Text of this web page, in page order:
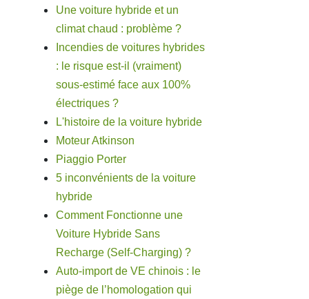
Une voiture hybride et un
climat chaud : problème ?
Incendies de voitures hybrides
: le risque est-il (vraiment)
sous-estimé face aux 100%
électriques ?
L'histoire de la voiture hybride
Moteur Atkinson
Piaggio Porter
5 inconvénients de la voiture
hybride
Comment Fonctionne une
Voiture Hybride Sans
Recharge (Self-Charging) ?
Auto-import de VE chinois : le
piège de l’homologation qui